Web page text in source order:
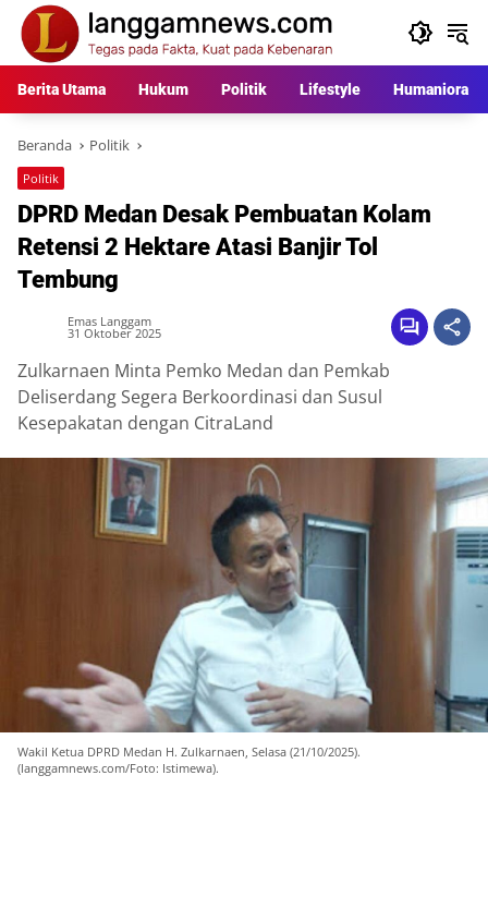
Langsung
konten
Berita Utama Hukum Politik Lifestyle Humaniora
Beranda Politik
Politik
DPRD Medan Desak Pembuatan Kolam
Retensi 2 Hektare Atasi Banjir Tol
Tembung
Emas Langgam
31 Oktober 2025
Zulkarnaen Minta Pemko Medan dan Pemkab
Deliserdang Segera Berkoordinasi dan Susul
Kesepakatan dengan CitraLand
Wakil Ketua DPRD Medan H. Zulkarnaen, Selasa (21/10/2025).
(langgamnews.com/Foto: Istimewa).